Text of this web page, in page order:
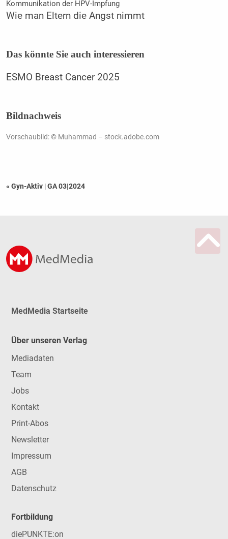
Kommunikation der HPV-Impfung
Wie man Eltern die Angst nimmt
Das könnte Sie auch interessieren
ESMO Breast Cancer 2025
Bildnachweis
Vorschaubild: © Muhammad – stock.adobe.com
« Gyn-Aktiv |GA 03|2024
MedMedia Startseite
Über unseren Verlag
Mediadaten
Team
Jobs
Kontakt
Print-Abos
Newsletter
Impressum
AGB
Datenschutz
Fortbildung
diePUNKTE:on